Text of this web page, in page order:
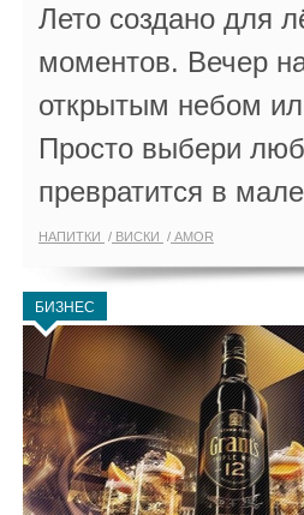
Лето создано для
моментов. Вечер
открытым небом
Просто выбери
превратится в
НАПИТКИ ВИСКИ AMOR
БИЗНЕС